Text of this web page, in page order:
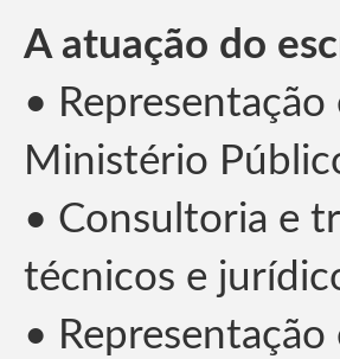
A atuação do
•
Ministério
• Consultoria e
técnicos e
•